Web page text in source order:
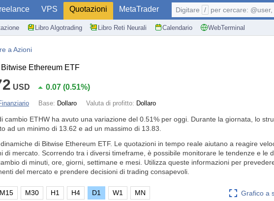
VPS Quotazioni MetaTrader
Libro Algotrading Libro Reti Neurali Calendario WebTerminal
Digitare / per cercare: @user,
a Azioni
Ethereum ETF
USD 0.07 (0.51%)
Base: Dollaro Valuta di profitto: Dollaro
cambio ETHW ha avuto una variazione del 0.51% per oggi. Durante la giornata, lo
ad un minimo di 13.62 e ad un massimo di 13.83.
di Bitwise Ethereum ETF. Le quotazioni in tempo reale aiutano a reagire
di mercato. Scorrendo tra i diversi timeframe, è possibile monitorare le tendenze e le
di minuti, ore, giorni, settimane e mesi. Utilizza queste informazioni per
del mercato e prendere decisioni di trading consapevoli.
Grafico a
M15 M30 H1 H4 D1 W1 MN